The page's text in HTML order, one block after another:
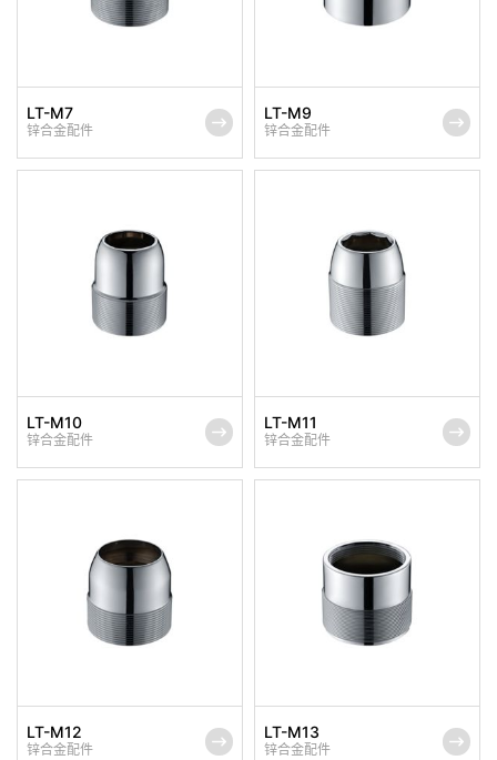
LT-M7
锌合金配件
LT-M9
锌合金配件
LT-M10
锌合金配件
LT-M11
锌合金配件
LT-M12
锌合金配件
LT-M13
锌合金配件